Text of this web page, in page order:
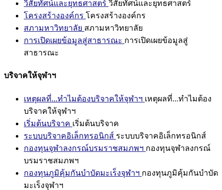
วิสัยทัศน์และยุทธศาสตร์ วิสัยทัศน์และยุทธศาสตร์
โครงสร้างองค์กร โครงสร้างองค์กร
สภามหาวิทยาลัย สภามหาวิทยาลัย
การเปิดเผยข้อมูลสู่สาธารณะ การเปิดเผยข้อมูลสู่
สาธารณะ
บริจาคให้จุฬาฯ
เหตุผลที่...ทำไมต้องบริจาคให้จุฬาฯ เหตุผลที่...ทำไมต้อง
บริจาคให้จุฬาฯ
เริ่มต้นบริจาค เริ่มต้นบริจาค
ระบบบริจาคอิเล็กทรอนิกส์ ระบบบริจาคอิเล็กทรอนิกส์
กองทุนจุฬาลงกรณ์บรมราชสมภพฯ กองทุนจุฬาลงกรณ์
บรมราชสมภพฯ
กองทุนภูมิคุ้มกันบำบัดมะเร็งจุฬาฯ กองทุนภูมิคุ้มกันบำบัด
มะเร็งจุฬาฯ